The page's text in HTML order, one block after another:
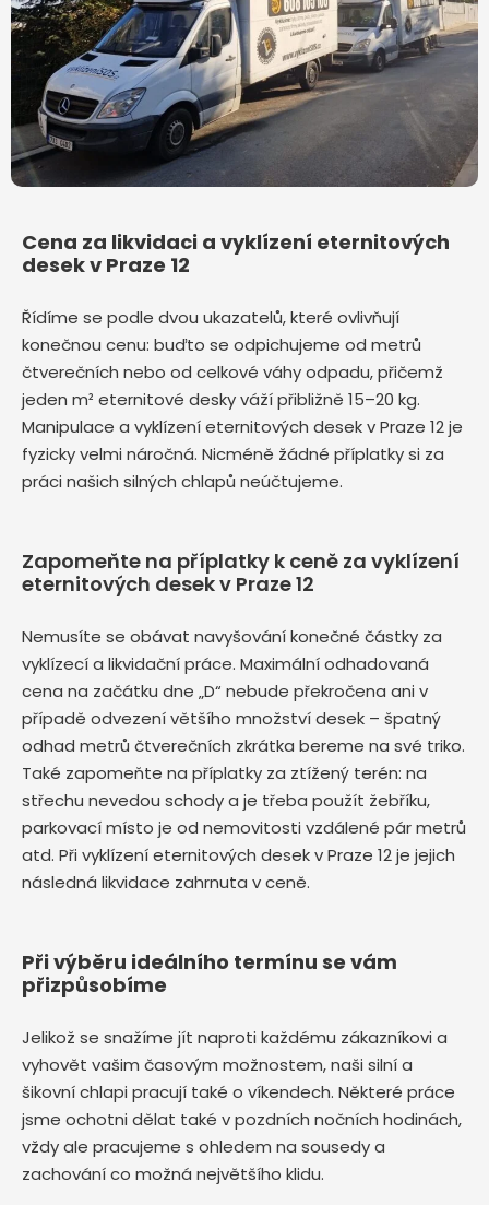
Cena za likvidaci a vyklízení eternitových
desek v Praze 12
Řídíme se podle dvou ukazatelů, které ovlivňují
konečnou cenu: buďto se odpichujeme od metrů
čtverečních nebo od celkové váhy odpadu, přičemž
jeden m² eternitové desky váží přibližně 15–20 kg.
Manipulace a vyklízení eternitových desek v Praze 12 je
fyzicky velmi náročná. Nicméně žádné příplatky si za
práci našich silných chlapů neúčtujeme.
Zapomeňte na příplatky k ceně za vyklízení
eternitových desek v Praze 12
Nemusíte se obávat navyšování konečné částky za
vyklízecí a likvidační práce. Maximální odhadovaná
cena na začátku dne „D“ nebude překročena ani v
případě odvezení většího množství desek – špatný
odhad metrů čtverečních zkrátka bereme na své triko.
Také zapomeňte na příplatky za ztížený terén: na
střechu nevedou schody a je třeba použít žebříku,
parkovací místo je od nemovitosti vzdálené pár metrů
atd. Při vyklízení eternitových desek v Praze 12 je jejich
následná likvidace zahrnuta v ceně.
Při výběru ideálního termínu se vám
přizpůsobíme
Jelikož se snažíme jít naproti každému zákazníkovi a
vyhovět vašim časovým možnostem, naši silní a
šikovní chlapi pracují také o víkendech. Některé práce
jsme ochotni dělat také v pozdních nočních hodinách,
vždy ale pracujeme s ohledem na sousedy a
zachování co možná největšího klidu.